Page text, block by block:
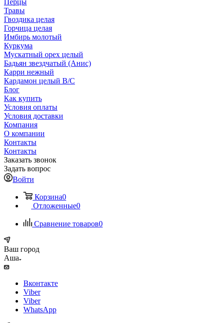
Перцы
Травы
Гвоздика целая
Горчица целая
Имбирь молотый
Куркума
Мускатный орех целый
Бадьян звездчатый (Анис)
Карри нежный
Кардамон целый В/С
Блог
Как купить
Условия оплаты
Условия доставки
Компания
О компании
Контакты
Контакты
Заказать звонок
Задать вопрос
Войти
Корзина0
Отложенные0
Сравнение товаров0
Ваш город
Аша
Вконтакте
Viber
Viber
WhatsApp